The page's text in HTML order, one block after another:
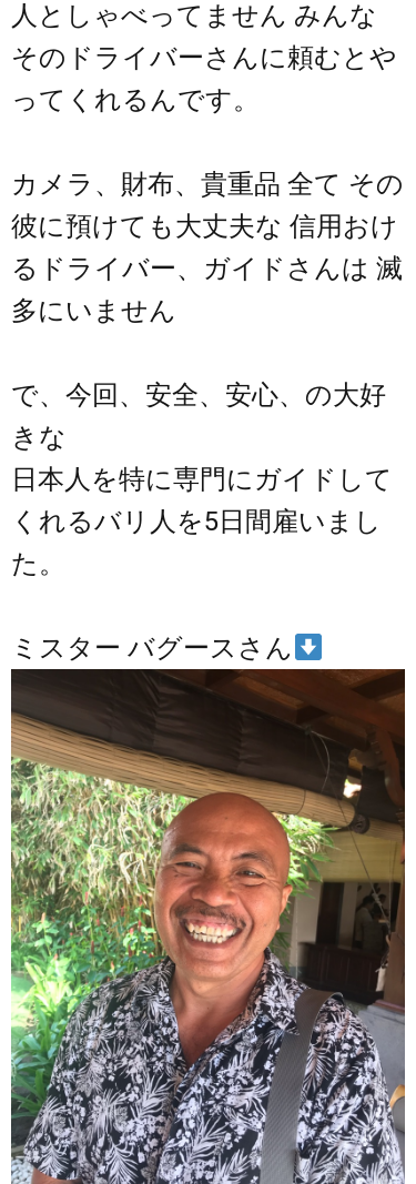
人としゃべってません みんな
そのドライバーさんに頼むとや
ってくれるんです。
カメラ、財布、貴重品 全て その
彼に預けても大丈夫な 信用おけ
るドライバー、ガイドさんは 滅
多にいません
で、今回、安全、安心、の大好
きな
日本人を特に専門にガイドして
くれるバリ人を5日間雇いまし
た。
ミスター バグースさん